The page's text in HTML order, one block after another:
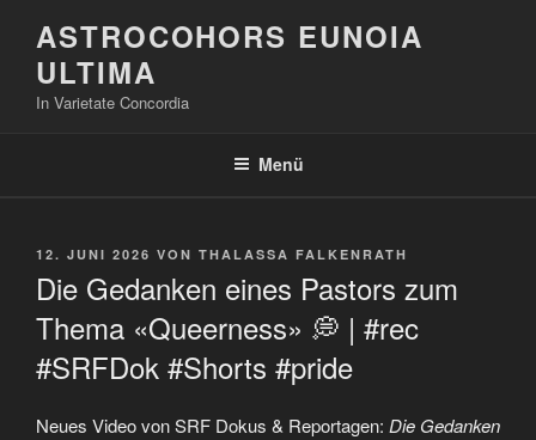
Inhalt
springen
ASTROCOHORS EUNOIA
ULTIMA
In Varietate Concordia
Menü
VERÖFFENTLICHT
12. JUNI 2026 VON THALASSA FALKENRATH
Die Gedanken eines Pastors zum
Thema «Queerness» 💭 | #rec
#SRFDok #Shorts #pride
Neues Video von SRF Dokus & Reportagen: Die Gedanken